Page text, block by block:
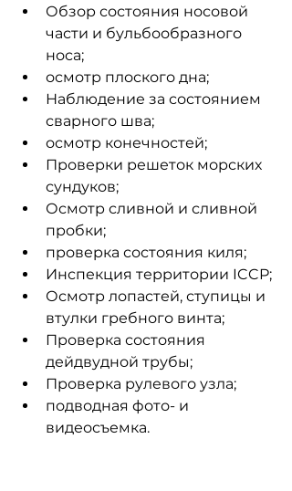
Обзор состояния носовой
части и бульбообразного
носа;
осмотр плоского дна;
Наблюдение за состоянием
сварного шва;
осмотр конечностей;
Проверки решеток морских
сундуков;
Осмотр сливной и сливной
пробки;
проверка состояния киля;
Инспекция территории ICCP;
Осмотр лопастей, ступицы и
втулки гребного винта;
Проверка состояния
дейдвудной трубы;
Проверка рулевого узла;
подводная фото- и
видеосъемка.